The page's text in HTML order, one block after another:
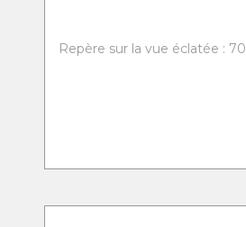
Repère sur la vue éclatée : 70